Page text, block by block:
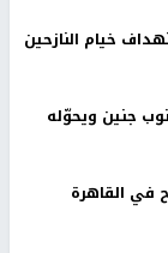
خيام النازحين
جنين ويحوّله
في القاهرة